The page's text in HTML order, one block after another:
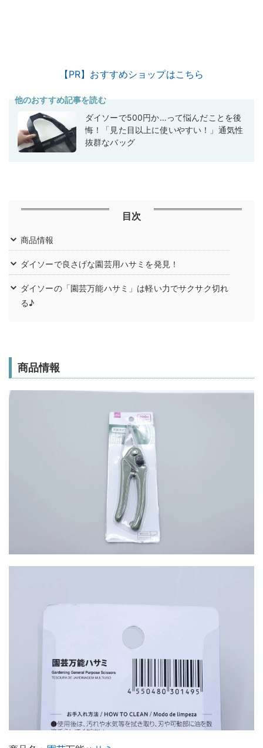
【PR】おすすめショップはこちら
他のおすすめ記事を読む
ダイソーで500円か…って悩んだことを後
悔！「見た目以上に使いやすい！」通気性
抜群なバッグ
目次
商品情報
ダイソーで良さげな園芸用ハサミを発見！
ダイソーの「園芸万能ハサミ」は軽い力でサクサク切れ
る♪
商品情報